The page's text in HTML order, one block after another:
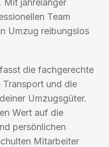
Mit jahrelanger
Team
Umzug reibungslos
die fachgerechte
Transport und die
Umzugsgüter.
Wert auf die
persönlichen
Mitarbeiter